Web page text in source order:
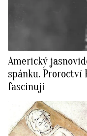
Americký
spánku. Proroctví
fascinují